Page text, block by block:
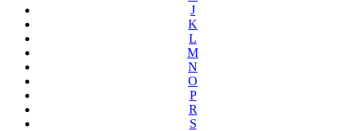
J
K
L
M
N
O
P
R
S